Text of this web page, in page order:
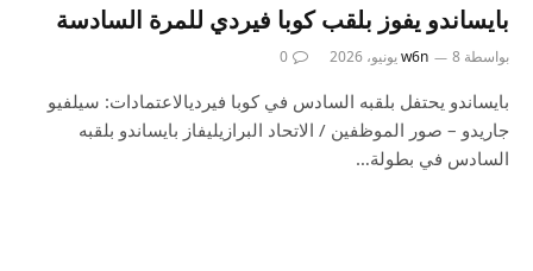
بايساندو يفوز بلقب كوبا فيردي للمرة السادسة
بواسطة w6n 8 يونيو، 2026 0
بايساندو يحتفل بلقبه السادس في كوبا فيرديالاعتمادات: سيلفيو
جاريدو – صور الموظفين / الاتحاد البرازيليفاز بايساندو بلقبه
السادس في بطولة…